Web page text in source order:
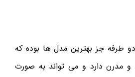
طرفه جز بهترین مدل ها بوده که
مدرن دارد و می تواند به صورت